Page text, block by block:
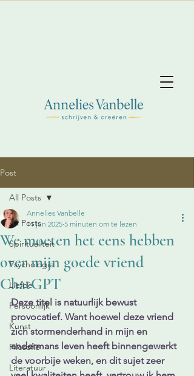
Post
All Posts
Spiritualiteit
Psychologie
Liefde
Persoonlijk
Kunst
Filosofie
Literatuur
All Posts
We moeten het eens hebben
over mijn goede vriend
ChatGPT
Annelies Vanbelle
11 jun 2025 5 minuten om te lezen
Deze titel is natuurlijk bewust
provocatief. Want hoewel deze vriend
zich stormenderhand in mijn en
andermans leven heeft binnengewerkt
de voorbije weken, en dit sujet zeer